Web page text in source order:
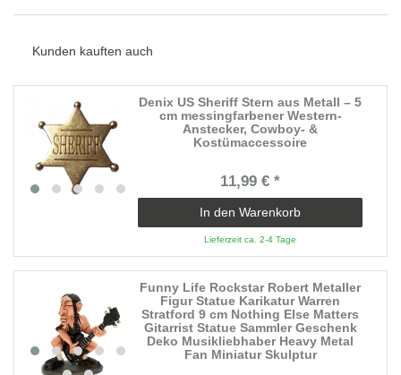
Kunden kauften auch
Denix US Sheriff Stern aus Metall – 5
cm messingfarbener Western-
Anstecker, Cowboy- &
Kostümaccessoire
11,99 € *
In den Warenkorb
Lieferzeit ca. 2-4 Tage
Funny Life Rockstar Robert Metaller
Figur Statue Karikatur Warren
Stratford 9 cm Nothing Else Matters
Gitarrist Statue Sammler Geschenk
Deko Musikliebhaber Heavy Metal
Fan Miniatur Skulptur